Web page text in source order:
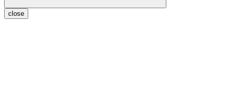
close